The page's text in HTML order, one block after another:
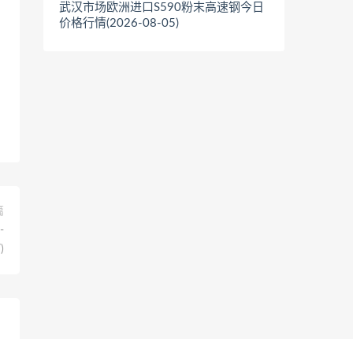
武汉市场欧洲进口S590粉末高速钢今日
价格行情(2026-08-05)